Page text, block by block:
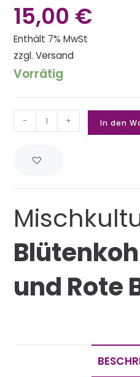
15,00 €
Enthält 7% MwSt
zzgl.Versand
Vorrätig
- + In den
und Rote